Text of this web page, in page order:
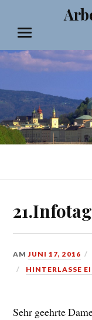
springenMENÜ
AMJUNI 17, 2016
HINTERLASSE
Sehr geehrte